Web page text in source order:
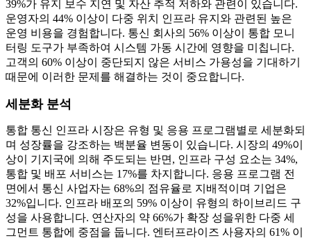
39%가 유지 보수 지연 및 자산 추적 저하와 관련이 있습니다.
운영자의 44% 이상이 다중 위치 인프라 유지와 관련된 높은
운영 비용을 경험합니다. 통신 회사의 56% 이상이 통합 모니
터링 도구가 부족하여 시스템 가동 시간에 영향을 미칩니다.
고객의 60% 이상이 중단되지 않은 서비스 가용성을 기대하기
때문에 이러한 문제를 해결하는 것이 중요합니다.
세분화 분석
통합 통신 인프라 시장은 유형 및 응용 프로그램별로 세분화되
며 성장률을 강조하는 백분율 변동이 있습니다. 시장의 49%이
상이 기지국에 의해 주도되는 반면, 인프라 구성 요소는 34%,
통합 및 배포 서비스는 17%를 차지합니다. 응용 프로그램 전
면에서 통신 사업자는 68%의 점유율로 지배적이며 기업은
32%입니다. 인프라 배포의 59% 이상이 유형의 하이브리드 구
성을 사용합니다. 연산자의 약 66%가 확장 성을위한 다중 세
그먼트 통합에 중점을 둡니다. 엔터프라이즈 사용자의 61% 이